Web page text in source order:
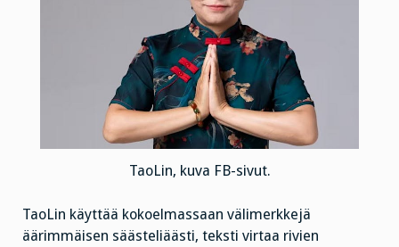
TaoLin, kuva FB-sivut.
TaoLin käyttää kokoelmassaan välimerkkejä
äärimmäisen säästeliäästi, teksti virtaa rivien